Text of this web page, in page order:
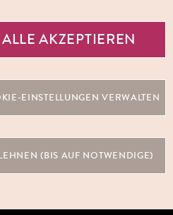
ALLE AKZEPTIEREN
EINSTELLUNGEN VERWALTEN
(BIS AUF NOTWENDIGE)